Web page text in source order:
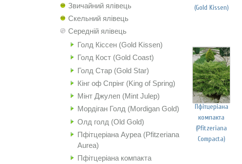
Звичайний ялівець
Скельний ялівець
Середній ялівець
Голд Кіссен (Gold Kissen)
Голд Кост (Gold Coast)
Голд Стар (Gold Star)
Кінг оф Спрінг (King of Spring)
Мінт Джулеп (Mint Julep)
Мордіган Голд (Mordigan Gold)
Олд голд (Old Gold)
Пфітцеріана Ауреа (Pfitzeriana
Aurea)
Пфітцеріана компакта
(Gold Kissen)
Пфітцеріана
компакта
(Pfitzeriana
Compacta)